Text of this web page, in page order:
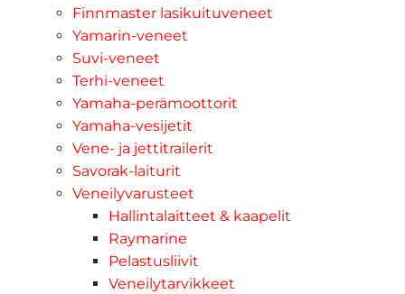
Finnmaster lasikuituveneet
Yamarin-veneet
Suvi-veneet
Terhi-veneet
Yamaha-perämoottorit
Yamaha-vesijetit
Vene- ja jettitrailerit
Savorak-laiturit
Veneilyvarusteet
Hallintalaitteet & kaapelit
Raymarine
Pelastusliivit
Veneilytarvikkeet